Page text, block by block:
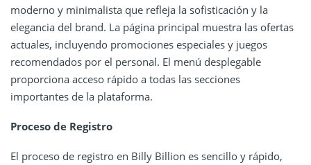
moderno y minimalista que refleja la sofisticación y la
elegancia del brand. La página principal muestra las ofertas
actuales, incluyendo promociones especiales y juegos
recomendados por el personal. El menú desplegable
proporciona acceso rápido a todas las secciones
importantes de la plataforma.
Proceso de Registro
El proceso de registro en Billy Billion es sencillo y rápido,